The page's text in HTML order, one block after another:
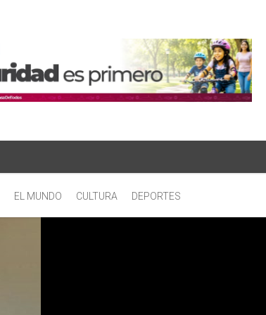
EL MUNDO CULTURA DEPORTES